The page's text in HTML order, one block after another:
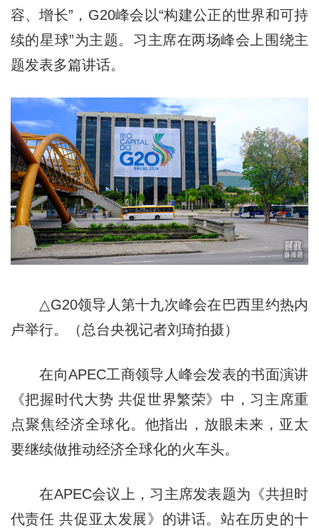
容、增长”，G20峰会以“构建公正的世界和可持
续的星球”为主题。习主席在两场峰会上围绕主
题发表多篇讲话。
△G20领导人第十九次峰会在巴西里约热内
卢举行。（总台央视记者刘琦拍摄）
在向APEC工商领导人峰会发表的书面演讲
《把握时代大势 共促世界繁荣》中，习主席重
点聚焦经济全球化。他指出，放眼未来，亚太
要继续做推动经济全球化的火车头。
在APEC会议上，习主席发表题为《共担时
代责任 共促亚太发展》的讲话。站在历史的十